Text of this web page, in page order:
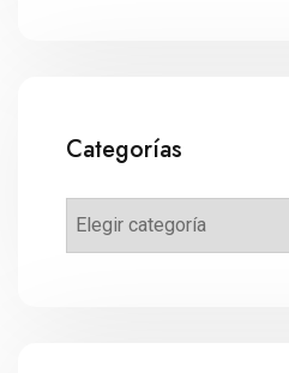
Categorías